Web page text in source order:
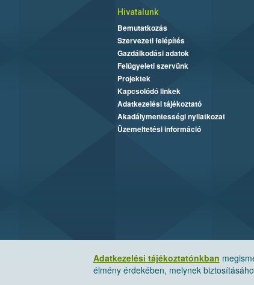
Adatkezelési tájékoztatónkban
élmény érdekében, melynek
Hivatalunk
Bemutatkozás
Szervezeti felépítés
Gazdálkodási adatok
Felügyeleti szervünk
Projektek
Kapcsolódó linkek
Adatkezelési tájékoztató
Akadálymentességi nyilatkozat
Üzemeltetési információ